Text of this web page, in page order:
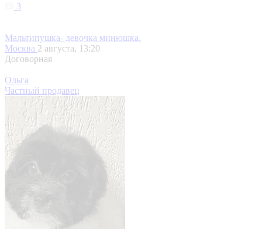
3
Мальтипушка- девочка минюшка.
Москва 2 августа, 13:20
Договорная
Ольга
Частный продавец